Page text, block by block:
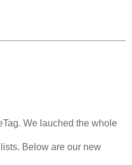
We lauched the whole
Below are our new